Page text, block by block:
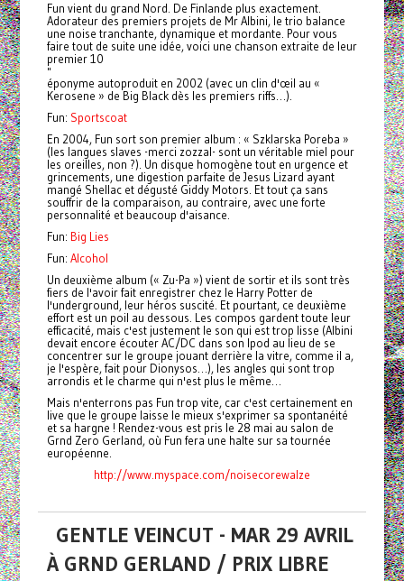
Fun vient du grand Nord. De Finlande plus exactement.
Adorateur des premiers projets de Mr Albini, le trio balance
une noise tranchante, dynamique et mordante. Pour vous
faire tout de suite une idée, voici une chanson extraite de leur
premier 10
"
éponyme autoproduit en 2002 (avec un clin d'œil au «
Kerosene » de Big Black dès les premiers riffs…).
Fun: Sportscoat
En 2004, Fun sort son premier album : « Szklarska Poreba »
(les langues slaves -merci zozzal- sont un véritable miel pour
les oreilles, non ?). Un disque homogène tout en urgence et
grincements, une digestion parfaite de Jesus Lizard ayant
mangé Shellac et dégusté Giddy Motors. Et tout ça sans
souffrir de la comparaison, au contraire, avec une forte
personnalité et beaucoup d'aisance.
Fun: Big Lies
Fun: Alcohol
Un deuxième album (« Zu-Pa ») vient de sortir et ils sont très
fiers de l'avoir fait enregistrer chez le Harry Potter de
l'underground, leur héros suscité. Et pourtant, ce deuxième
effort est un poil au dessous. Les compos gardent toute leur
efficacité, mais c'est justement le son qui est trop lisse (Albini
devait encore écouter AC/DC dans son Ipod au lieu de se
concentrer sur le groupe jouant derrière la vitre, comme il a,
je l'espère, fait pour Dionysos…), les angles qui sont trop
arrondis et le charme qui n'est plus le même…
Mais n'enterrons pas Fun trop vite, car c'est certainement en
live que le groupe laisse le mieux s'exprimer sa spontanéité
et sa hargne ! Rendez-vous est pris le 28 mai au salon de
Grnd Zero Gerland, où Fun fera une halte sur sa tournée
européenne.
http://www.myspace.com/noisecorewalze
GENTLE VEINCUT - MAR 29 AVRIL
À GRND GERLAND / PRIX LIBRE